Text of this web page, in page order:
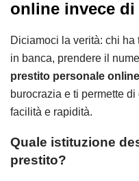
online invece
Diciamoci la verità: chi
in banca, prendere il
prestito personale online
burocrazia e ti permette
facilità e rapidità.
Quale istituzione
prestito?